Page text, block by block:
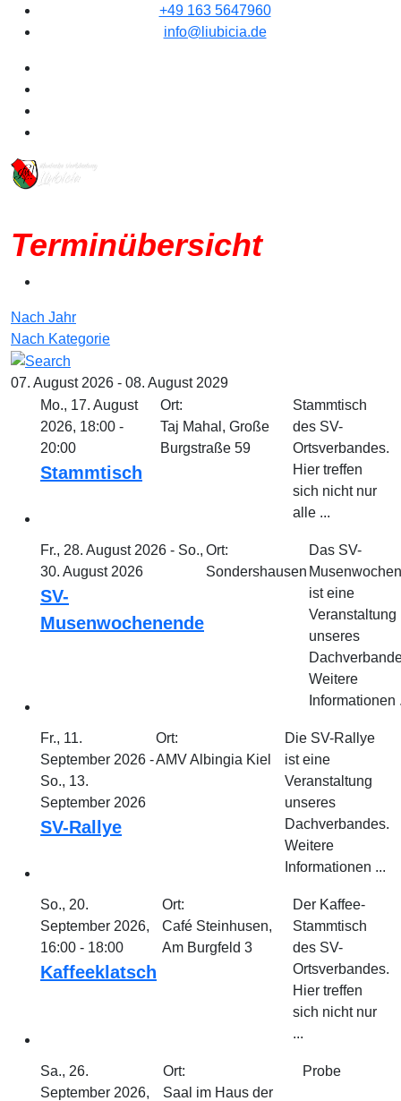
+49 163 5647960
info@liubicia.de
Terminübersicht
Nach Jahr
Nach Kategorie
07. August 2026 - 08. August 2029
Mo., 17. August
2026, 18:00 -
20:00
Stammtisch
Ort:
Taj Mahal, Große
Burgstraße 59
Stammtisch
des SV-
Ortsverbandes.
Hier treffen
sich nicht nur
alle ...
Fr., 28. August 2026 - So.,
30. August 2026
SV-
Musenwochenende
Ort:
Sondershausen
Das SV-
ist eine
Veranstaltung
unseres
Weitere
Informationen
Fr., 11.
September 2026 -
So., 13.
September 2026
SV-Rallye
Ort:
AMV Albingia Kiel
Die SV-Rallye
ist eine
Veranstaltung
unseres
Dachverbandes.
Weitere
Informationen ...
So., 20.
September 2026,
16:00 - 18:00
Kaffeeklatsch
Ort:
Café Steinhusen,
Am Burgfeld 3
Der Kaffee-
Stammtisch
des SV-
Ortsverbandes.
Hier treffen
sich nicht nur
...
Sa., 26.
September 2026,
Ort:
Saal im Haus der
Probe